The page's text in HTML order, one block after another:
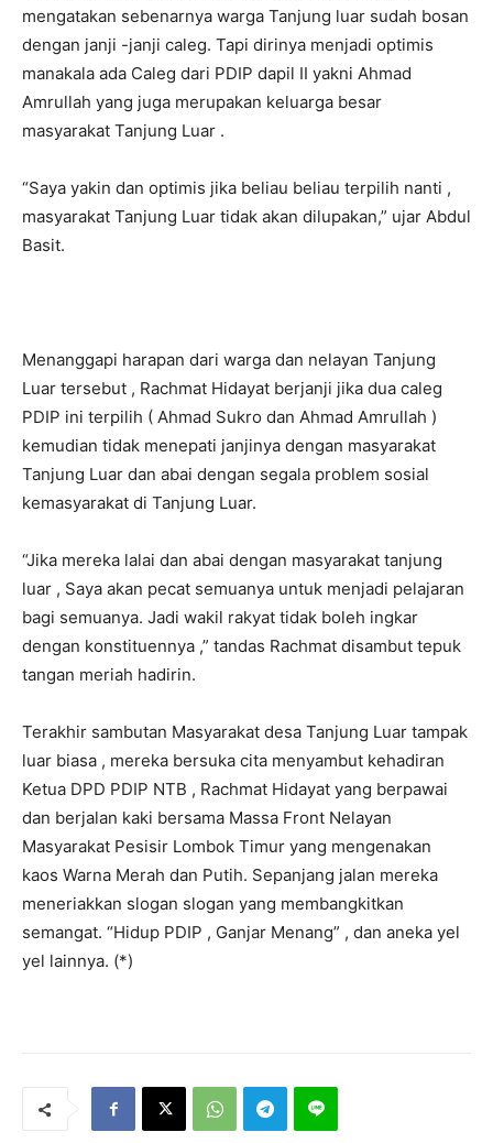
mengatakan sebenarnya warga Tanjung luar sudah bosan
dengan janji -janji caleg. Tapi dirinya menjadi optimis
manakala ada Caleg dari PDIP dapil II yakni Ahmad
Amrullah yang juga merupakan keluarga besar
masyarakat Tanjung Luar .
“Saya yakin dan optimis jika beliau beliau terpilih nanti ,
masyarakat Tanjung Luar tidak akan dilupakan,” ujar Abdul
Basit.
Menanggapi harapan dari warga dan nelayan Tanjung
Luar tersebut , Rachmat Hidayat berjanji jika dua caleg
PDIP ini terpilih ( Ahmad Sukro dan Ahmad Amrullah )
kemudian tidak menepati janjinya dengan masyarakat
Tanjung Luar dan abai dengan segala problem sosial
kemasyarakat di Tanjung Luar.
“Jika mereka lalai dan abai dengan masyarakat tanjung
luar , Saya akan pecat semuanya untuk menjadi pelajaran
bagi semuanya. Jadi wakil rakyat tidak boleh ingkar
dengan konstituennya ,” tandas Rachmat disambut tepuk
tangan meriah hadirin.
Terakhir sambutan Masyarakat desa Tanjung Luar tampak
luar biasa , mereka bersuka cita menyambut kehadiran
Ketua DPD PDIP NTB , Rachmat Hidayat yang berpawai
dan berjalan kaki bersama Massa Front Nelayan
Masyarakat Pesisir Lombok Timur yang mengenakan
kaos Warna Merah dan Putih. Sepanjang jalan mereka
meneriakkan slogan slogan yang membangkitkan
semangat. “Hidup PDIP , Ganjar Menang” , dan aneka yel
yel lainnya. (*)